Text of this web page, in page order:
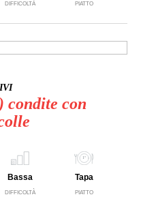
DIFFICOLTÀ PIATTO
condite con
Bassa
DIFFICOLTÀ
Tapa
PIATTO